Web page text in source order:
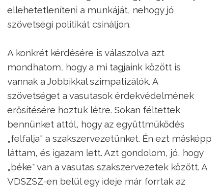
ellehetetleníteni a munkáját, nehogy jó
szövetségi politikát csináljon.
A konkrét kérdésére is válaszolva azt
mondhatom, hogy a mi tagjaink között is
vannak a Jobbikkal szimpatizálók. A
szövetséget a vasutasok érdekvédelmének
erősítésére hoztuk létre. Sokan féltettek
bennünket attól, hogy az együttműködés
„felfalja" a szakszervezetünket. Én ezt másképp
láttam, és igazam lett. Azt gondolom, jó, hogy
„béke" van a vasutas szakszervezetek között. A
VDSZSZ-en belül egy ideje már forrtak az